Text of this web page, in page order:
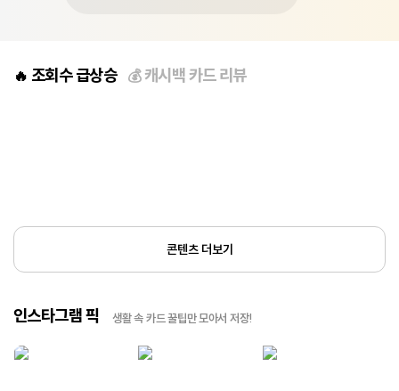
🔥 조회수 급상승 💰캐시백 카드 리뷰
콘텐츠 더보기
인스타그램 픽 생활 속 카드 꿀팁만 모아서 저장!